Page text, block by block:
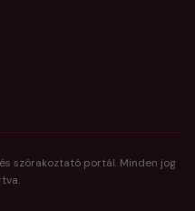
szórakoztató portál. Minden jog